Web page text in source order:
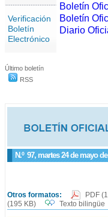
Verificación
Boletín
Electrónico
Último boletín
RSS
N.º 97, martes 24 de mayo
Otros formatos: PDF
(195 KB)
Texto bilingüe
Boletín
Boletín
Diario